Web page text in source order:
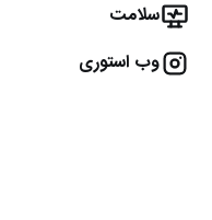
سلامت
وب استوری